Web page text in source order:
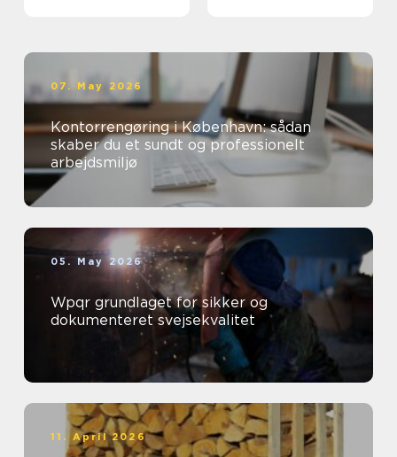
07. May 2026
Kontorrengøring i København: sådan
skaber du et sundt og professionelt
arbejdsmiljø
05. May 2026
Wpqr grundlaget for sikker og
dokumenteret svejsekvalitet
11. April 2026